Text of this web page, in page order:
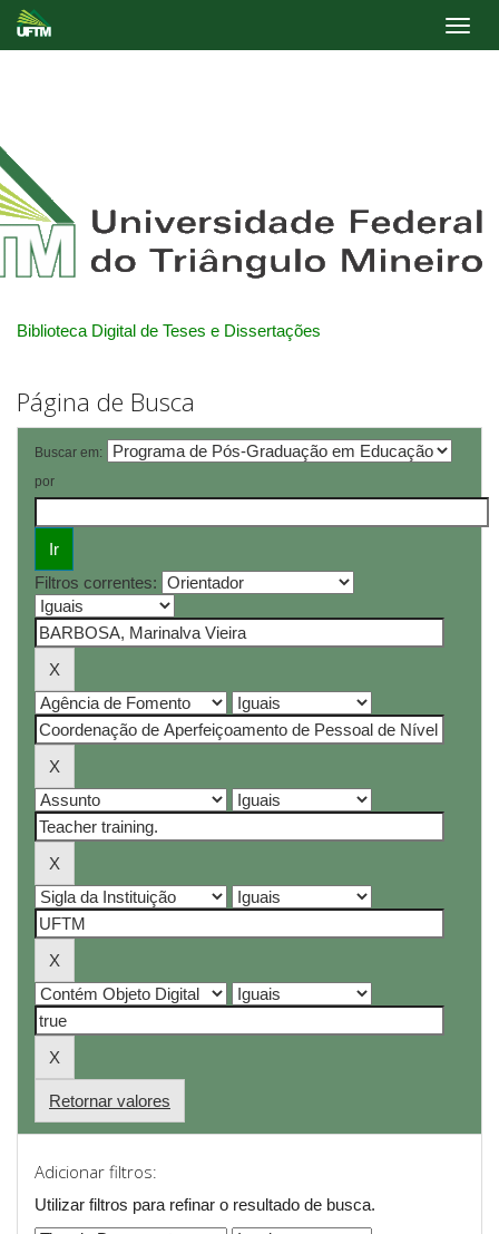
Biblioteca Digital de Teses e Dissertações
Página de Busca
Buscar em:
por
Filtros correntes:
Retornar valores
Adicionar filtros:
Utilizar filtros para refinar o resultado de busca.